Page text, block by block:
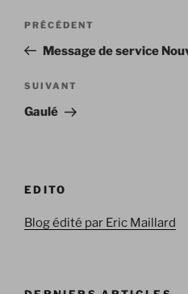
Navigation
l’article
Article
précédent
PRÉCÉDENT
Message de service
Article
suivant
SUIVANT
Gaulé
EDITO
Blog édité par Eric Maillard